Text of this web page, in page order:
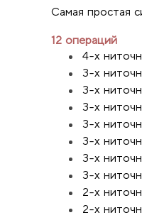
Самая простая
12 операций
4-х
3-х
3-х
3-х
3-х
3-х
3-х
3-х
2-х
2-х